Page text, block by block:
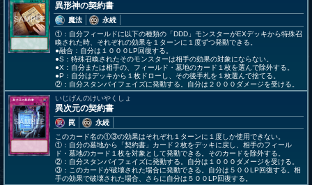
異形神の契約書
魔法
永続
①：自分フィールドに以下の種類の「DDD」モンスターがEXデッキから特殊召
喚された時、それぞれの効果を１ターンに１度ずつ発動できる。
●融合：自分は１０００LP回復する。
●S：特殊召喚されたそのモンスターは相手の効果の対象にならない。
●X：自分または相手の、フィールド・墓地のカード１枚を選んで除外する。
●P：自分はデッキから１枚ドローし、その後手札を１枚選んで捨てる。
②：自分スタンバイフェイズに発動する。自分は２０００ダメージを受ける。
いじげんのけいやくしょ
異次元の契約書
罠
永続
このカード名の①③の効果はそれぞれ１ターンに１度しか使用できない。
①：自分の墓地から「契約書」カード２枚をデッキに戻し、相手のフィール
ド・墓地のカード１枚を対象として発動できる。そのカードを除外する。
②：自分スタンバイフェイズに発動する。自分は１０００ダメージを受ける。
③：このカードが破壊された場合に発動できる。自分は５００LP回復する。相
手の効果で破壊された場合、さらに自分は５００LP回復する。